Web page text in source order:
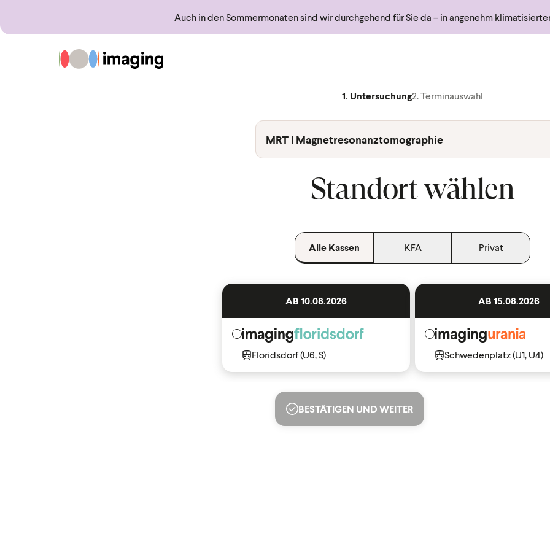
Auch in den Sommermonaten sind wir durchgehend für Sie da – in angenehm
Zur Startseite
1. Untersuchung2. Terminauswahl
MRT | Magnetresonanztomographie
Standort wählen
Alle Kassen KFA Privat
AB 10.08.2026
Floridsdorf (U6, S)
AB 15.08.2026
Schwedenplatz (U1, U4)
BESTÄTIGEN UND WEITER